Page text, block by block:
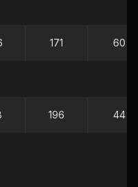
171 60
196 44